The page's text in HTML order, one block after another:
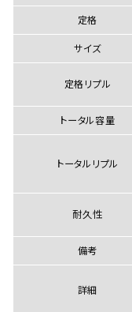
定格
サイズ
定格リプル
トータル容量
トータルリプル
耐久性
備考
詳細